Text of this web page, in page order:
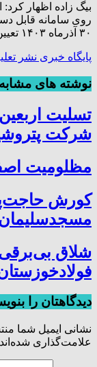
بیگ زاده اظهار
روی سامانه قابل
۳۰ آذرماه ۱۴۰۳ تعیین شده است.
پایگاه خبری نشر
نوشته های مشابه
تسلیت
شرکت
مظلومیت
کورش
شلاق‌
دیدگاهتان را
نشانی ایمیل شما
علامت‌گذاری شده‌اند